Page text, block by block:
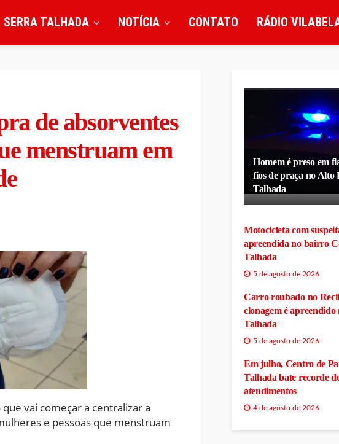
SERRA TALHADA NOTÍCIA CONTATO RÁDIO
de absorventes
menstruam em
vai começar a centralizar a
e pessoas que menstruam
Homem é preso em
fios de praça no Alto
Talhada
Motocicleta com
apreendida no bairro
Talhada
5 de agosto de 2026
Carro roubado no
clonagem é
Talhada
5 de agosto de 2026
Em julho, Centro de
Talhada bate recorde
atendimentos
4 de agosto de 2026